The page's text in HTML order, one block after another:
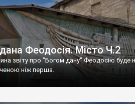
Феодосія. Місто Ч.2
звіту про "Богом дану" Феодосію буде
ніж перша.